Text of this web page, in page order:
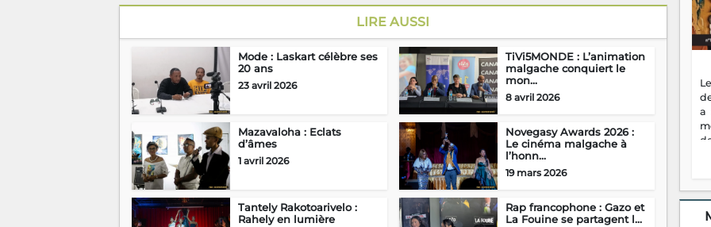
LIRE AUSSI
Mode : Laskart célèbre ses
20 ans
23 avril 2026
TiVi5MONDE : L’animation
malgache conquiert le
mon...
8 avril 2026
Mazavaloha : Eclats
d’âmes
1 avril 2026
Novegasy Awards 2026 :
Le cinéma malgache à
l’honn...
19 mars 2026
Tantely Rakotoarivelo :
Rahely en lumière
Rap francophone : Gazo et
La Fouine se partagent l...
a